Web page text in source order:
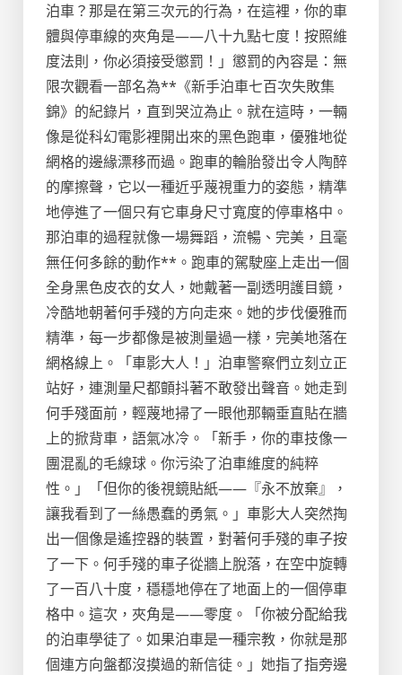
泊車？那是在第三次元的行為，在這裡，你的車
體與停車線的夾角是——八十九點七度！按照維
度法則，你必須接受懲罰！」懲罰的內容是：無
限次觀看一部名為**《新手泊車七百次失敗集
錦》的紀錄片，直到哭泣為止。就在這時，一輛
像是從科幻電影裡開出來的黑色跑車，優雅地從
網格的邊緣漂移而過。跑車的輪胎發出令人陶醉
的摩擦聲，它以一種近乎蔑視重力的姿態，精準
地停進了一個只有它車身尺寸寬度的停車格中。
那泊車的過程就像一場舞蹈，流暢、完美，且毫
無任何多餘的動作**。跑車的駕駛座上走出一個
全身黑色皮衣的女人，她戴著一副透明護目鏡，
冷酷地朝著何手殘的方向走來。她的步伐優雅而
精準，每一步都像是被測量過一樣，完美地落在
網格線上。「車影大人！」泊車警察們立刻立正
站好，連測量尺都顫抖著不敢發出聲音。她走到
何手殘面前，輕蔑地掃了一眼他那輛垂直貼在牆
上的掀背車，語氣冰冷。「新手，你的車技像一
團混亂的毛線球。你污染了泊車維度的純粹
性。」「但你的後視鏡貼紙——『永不放棄』，
讓我看到了一絲愚蠢的勇氣。」車影大人突然掏
出一個像是遙控器的裝置，對著何手殘的車子按
了一下。何手殘的車子從牆上脫落，在空中旋轉
了一百八十度，穩穩地停在了地面上的一個停車
格中。這次，夾角是——零度。「你被分配給我
的泊車學徒了。如果泊車是一種宗教，你就是那
個連方向盤都沒摸過的新信徒。」她指了指旁邊